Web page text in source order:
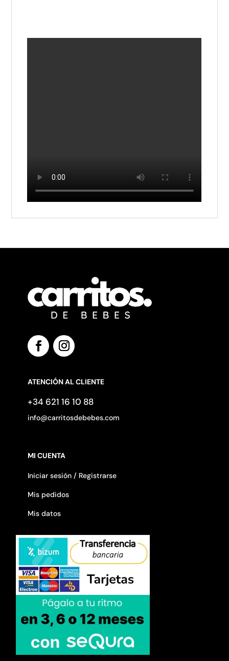
ATENCIÓN AL CLIENTE
+34 621 16 10 88
info@carritosdebebes.com
MI CUENTA
Iniciar sesión / Registrarse
Mis pedidos
Mis datos